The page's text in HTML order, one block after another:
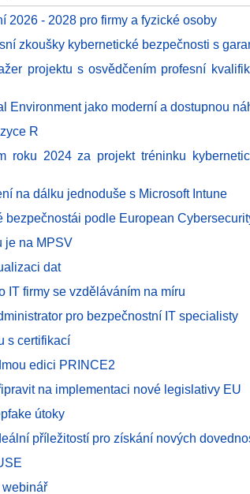
2026 - 2028 pro firmy a fyzické osoby
zkoušky kybernetické bezpečnosti s
projektu s osvědčením profesní
Environment jako moderní a dostupnou
R
roku 2024 za projekt tréninku
na dálku jednoduše s Microsoft Intune
bezpečnostái podle European
je na MPSV
dat
IT firmy se vzděláváním na míru
pro bezpečnostní IT specialisty
s certifikací
edici PRINCE2
na implementaci nové legislativy EU
útoky
příležitostí pro získání nových
webinář